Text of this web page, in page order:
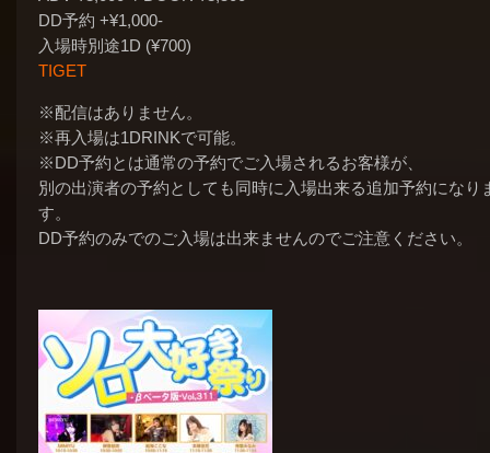
DD予約 +¥1,000-
入場時別途1D (¥700)
TIGET
※配信はありません。
※再入場は1DRINKで可能。
※DD予約とは通常の予約でご入場されるお客様が、
別の出演者の予約としても同時に入場出来る追加予約になり
す。
DD予約のみでのご入場は出来ませんのでご注意ください。